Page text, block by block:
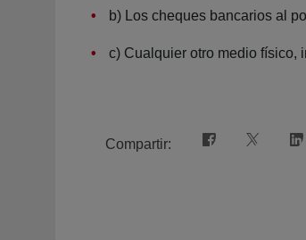
b) Los cheques bancarios al
c) Cualquier otro medio físico,
Compartir: